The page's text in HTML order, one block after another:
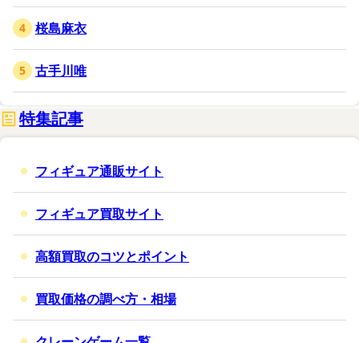
桜島麻衣
古手川唯
特集記事
フィギュア通販サイト
フィギュア買取サイト
高額買取のコツとポイント
買取価格の調べ方・相場